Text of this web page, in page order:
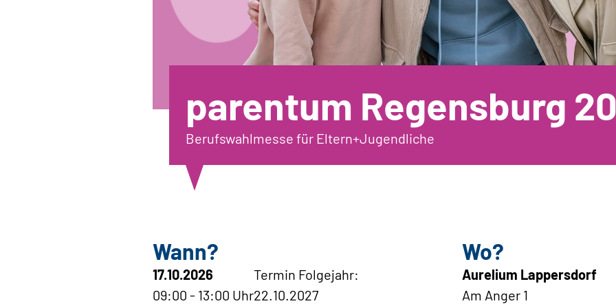
parentum Regensburg
Berufswahlmesse für Eltern+Jugendliche
Wann?
17.10.2026
09:00 - 13:00 Uhr
Termin Folgejahr:
22.10.2027
Wo?
Aurelium Lappersdorf
Am Anger 1